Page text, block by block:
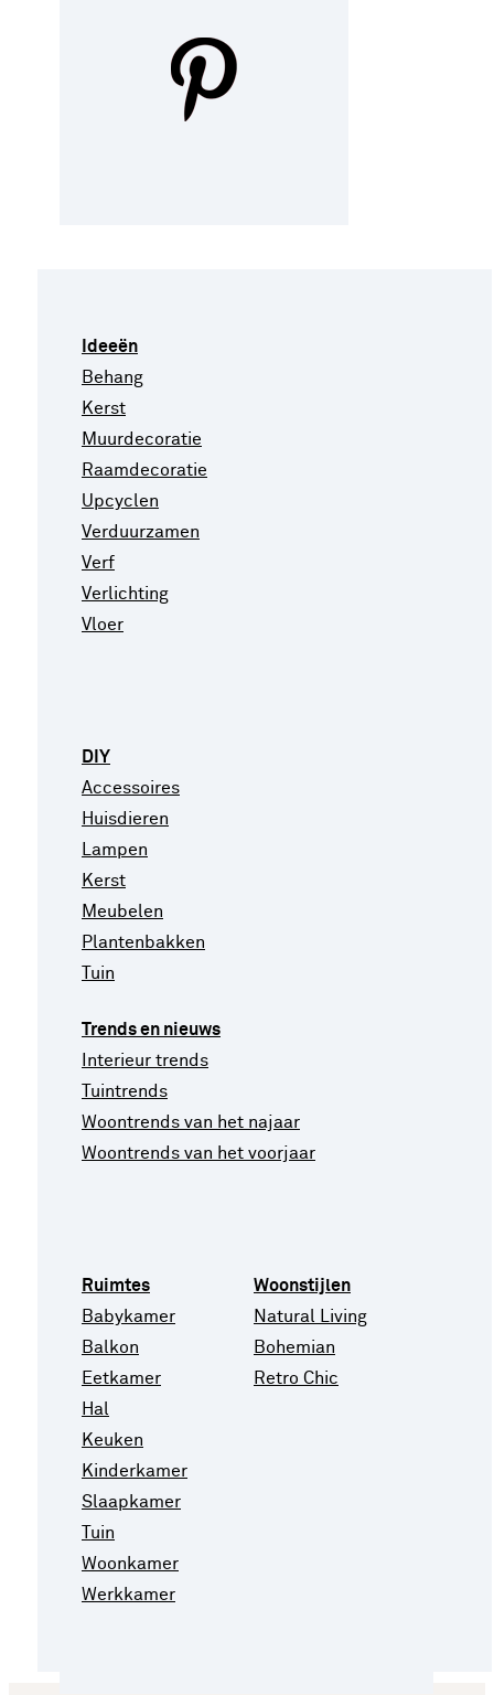
Ideeën
Behang
Kerst
Muurdecoratie
Raamdecoratie
Upcyclen
Verduurzamen
Verf
Verlichting
Vloer
DIY
Accessoires
Huisdieren
Lampen
Kerst
Meubelen
Plantenbakken
Tuin
Trends en nieuws
Interieur trends
Tuintrends
Woontrends van het najaar
Woontrends van het voorjaar
Ruimtes
Babykamer
Balkon
Eetkamer
Hal
Keuken
Kinderkamer
Slaapkamer
Tuin
Woonkamer
Werkkamer
Woonstijlen
Natural Living
Bohemian
Retro Chic